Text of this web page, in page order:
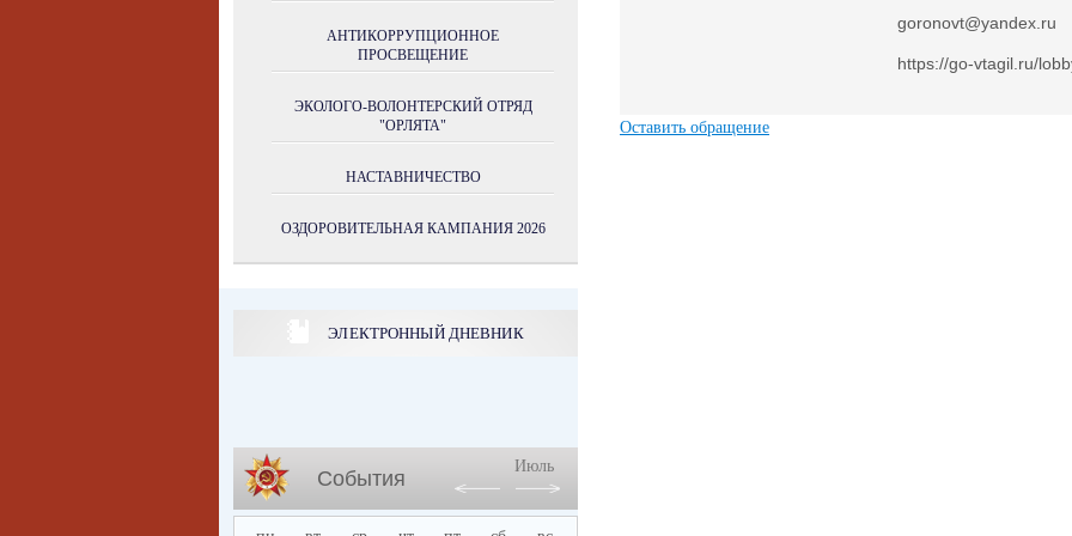
goronovt@yandex.ru
https://go-vtagil.ru/
Оставить обращение
АНТИКОРРУПЦИОННОЕ
ПРОСВЕЩЕНИЕ
ЭКОЛОГО-ВОЛОНТЕРСКИЙ ОТРЯД
"ОРЛЯТА"
НАСТАВНИЧЕСТВО
ОЗДОРОВИТЕЛЬНАЯ КАМПАНИЯ 2026
ЭЛЕКТРОННЫЙ ДНЕВНИК
События
Июль